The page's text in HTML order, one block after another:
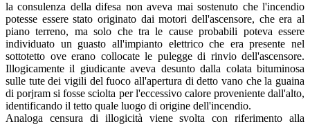
la consulenza della difesa non aveva mai sostenuto che l'incendio
potesse essere stato originato dai motori dell'ascensore, che era al
piano terreno, ma solo che tra le cause probabili poteva essere
individuato un guasto all'impianto elettrico che era presente nel
sottotetto ove erano collocate le pulegge di rinvio dell'ascensore.
Illogicamente il giudicante aveva desunto dalla colata bituminosa
sulle tute dei vigili del fuoco all'apertura di detto vano che la guaina
di porjram si fosse sciolta per l'eccessivo calore proveniente dall'alto,
identificando il tetto quale luogo di origine dell'incendio.
Analoga censura di illogicità viene svolta con riferimento alla